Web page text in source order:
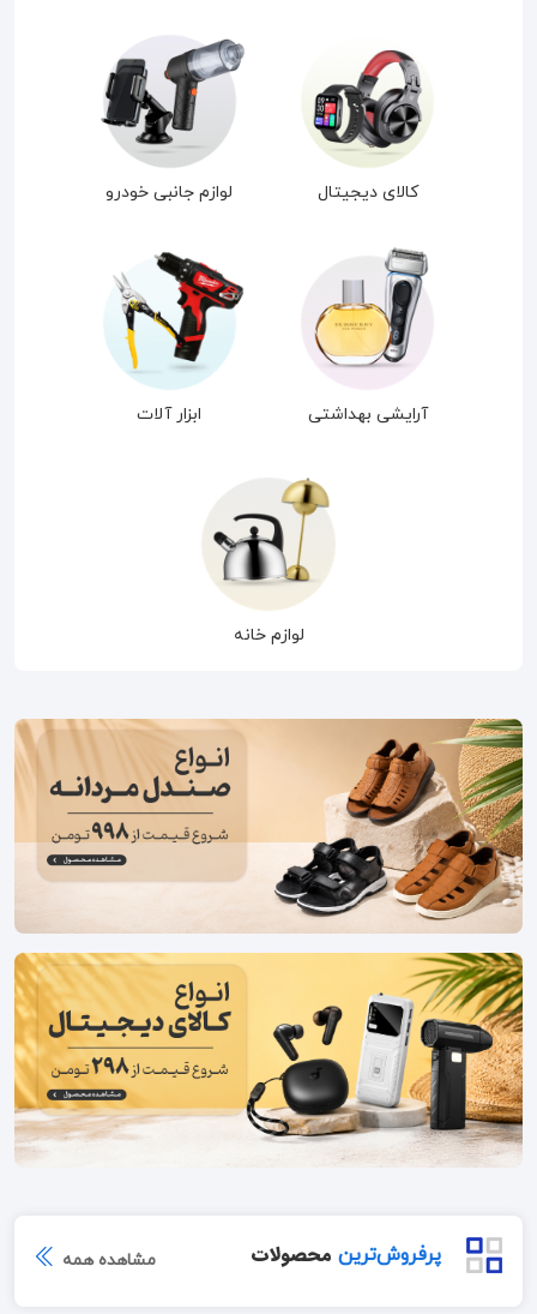
کالای دیجیتال لوازم جانبی خودرو
آرایشی بهداشتی ابزار آلات
لوازم خانه
پرفروش‌ترین محصولات مشاهده همه